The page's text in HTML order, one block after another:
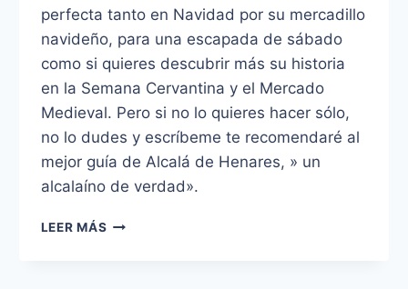
perfecta tanto en Navidad por su mercadillo
navideño, para una escapada de sábado
como si quieres descubrir más su historia
en la Semana Cervantina y el Mercado
Medieval. Pero si no lo quieres hacer sólo,
no lo dudes y escríbeme te recomendaré al
mejor guía de Alcalá de Henares, » un
alcalaíno de verdad».
LEER MÁS ESCAPADA